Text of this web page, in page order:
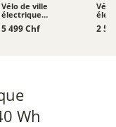
Vélo de ville
électrique
Schindelhauer
Heinrich XIV
5 499 Chf
Vélo
2
Wh